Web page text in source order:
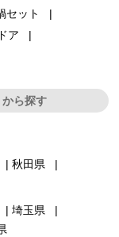
セット
ア
ら探す
秋田県
埼玉県